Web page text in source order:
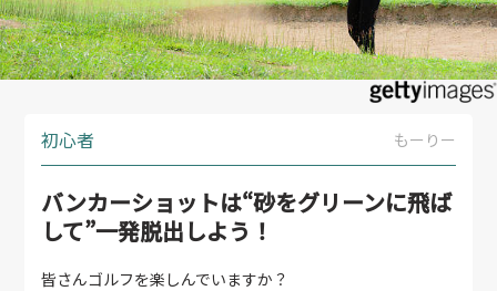
初心者 もーりー
バンカーショットは“砂をグリーンに飛ば
して”一発脱出しよう！
皆さんゴルフを楽しんでいますか？